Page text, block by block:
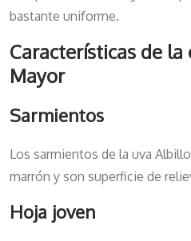
bastante uniforme.
Características de
Mayor
Sarmientos
Los sarmientos de la uva
marrón y son superficie de
Hoja joven